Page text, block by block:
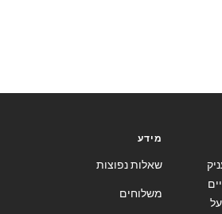
מידע
שאלות נפוצות
משלוחים